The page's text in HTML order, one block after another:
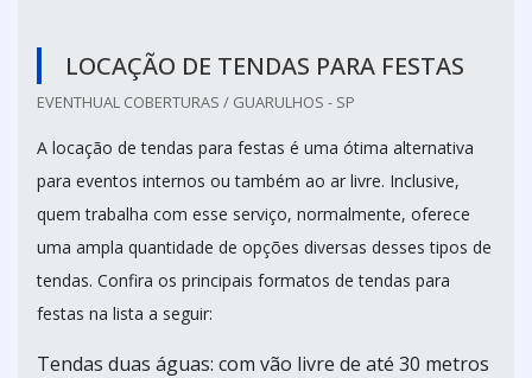
LOCAÇÃO DE TENDAS PARA FESTAS
EVENTHUAL COBERTURAS / GUARULHOS - SP
A locação de tendas para festas é uma ótima alternativa
para eventos internos ou também ao ar livre. Inclusive,
quem trabalha com esse serviço, normalmente, oferece
uma ampla quantidade de opções diversas desses tipos de
tendas. Confira os principais formatos de tendas para
festas na lista a seguir:
Tendas duas águas: com vão livre de até 30 metros